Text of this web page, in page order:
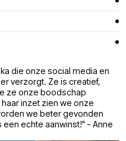
die onze social media en
verzorgt. Ze is creatief,
ze onze boodschap
inzet zien we onze
we beter gevonden
echte aanwinst!" - Anne